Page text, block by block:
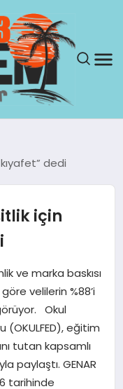
dedi
için
ve marka baskısı
velilerin %88’i
Okul
(OKULFED), eğitim
tutan kapsamlı
paylaştı. GENAR
tarihinde